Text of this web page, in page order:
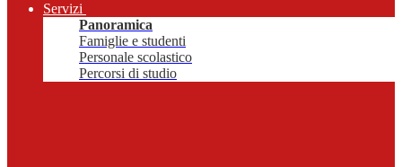
Servizi
Panoramica
Famiglie e studenti
Personale scolastico
Percorsi di studio